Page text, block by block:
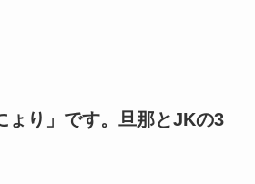
ょり」です。旦那とJKの3